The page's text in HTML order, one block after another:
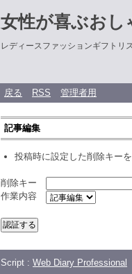
女性が喜ぶお
レディースファッションギフトリ
戻る RSS 管理者用
記事編集
投稿時に設定した削除キー
削除キー
作業内容
Script : Web Diary Professional